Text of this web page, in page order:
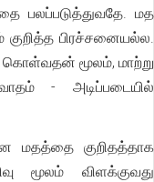
பலப்படுத்துவதே. மத
குறித்த பிரச்சனையல்ல.
கொள்வதன் மூலம், மாற்று
- அடிப்படையில்
மதத்தை குறிதத்தாக
மூலம் விளக்குவது